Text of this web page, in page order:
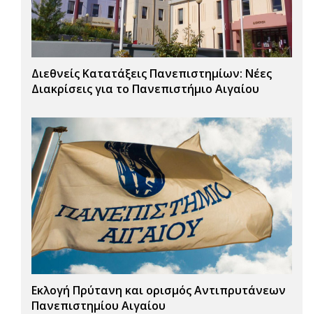
Διεθνείς Κατατάξεις Πανεπιστημίων: Νέες
Διακρίσεις για το Πανεπιστήμιο Αιγαίου
Εκλογή Πρύτανη και ορισμός Αντιπρυτάνεων
Πανεπιστημίου Αιγαίου